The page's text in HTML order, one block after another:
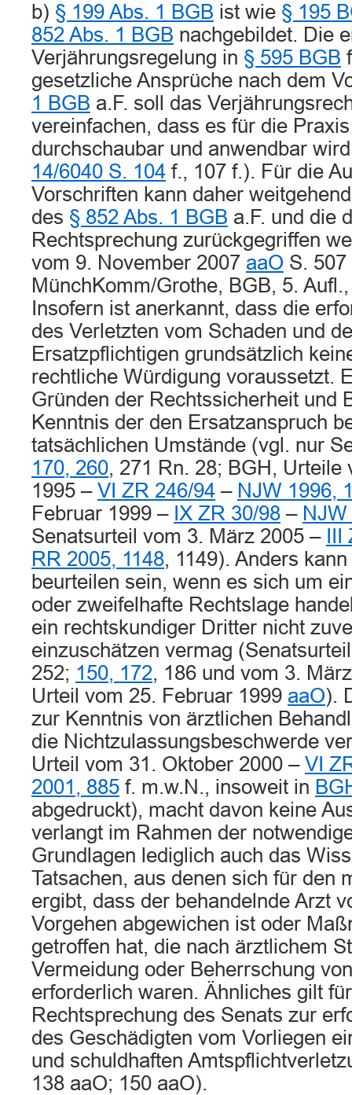
b) § 199 Abs. 1 BGB ist wie § 195
852 Abs. 1 BGB nachgebildet. Die
Verjährungsregelung in § 595 BGB
gesetzliche Ansprüche nach dem
1 BGB a.F. soll das
vereinfachen, dass es für die
durchschaubar und anwendbar
14/6040 S. 104 f., 107 f.). Für die
Vorschriften kann daher
des § 852 Abs. 1 BGB a.F. und die
Rechtsprechung zurückgegriffen
vom 9. November 2007 aaO S.
MünchKomm/Grothe, BGB, 5.
Insofern ist anerkannt, dass die
des Verletzten vom Schaden und
Ersatzpflichtigen grundsätzlich
rechtliche Würdigung voraussetzt.
Gründen der Rechtssicherheit und
Kenntnis der den Ersatzanspruch
tatsächlichen Umstände (vgl. nur
170, 260, 271 Rn. 28; BGH, Urteile
1995 – VI ZR 246/94 – NJW 1996,
Februar 1999 – IX ZR 30/98 –
Senatsurteil vom 3. März 2005 –
RR 2005, 1148, 1149). Anders
beurteilen sein, wenn es sich um
oder zweifelhafte Rechtslage
ein rechtskundiger Dritter nicht
einzuschätzen vermag
252; 150, 172, 186 und vom 3.
Urteil vom 25. Februar 1999 aaO).
zur Kenntnis von ärztlichen
die Nichtzulassungsbeschwerde
Urteil vom 31. Oktober 2000 – VI
2001, 885 f. m.w.N., insoweit in
abgedruckt), macht davon keine
verlangt im Rahmen der
Grundlagen lediglich auch das
Tatsachen, aus denen sich für den
ergibt, dass der behandelnde Arzt
Vorgehen abgewichen ist oder
getroffen hat, die nach ärztlichem
Vermeidung oder Beherrschung
erforderlich waren. Ähnliches gilt
Rechtsprechung des Senats zur
des Geschädigten vom Vorliegen
und schuldhaften
138 aaO; 150 aaO).